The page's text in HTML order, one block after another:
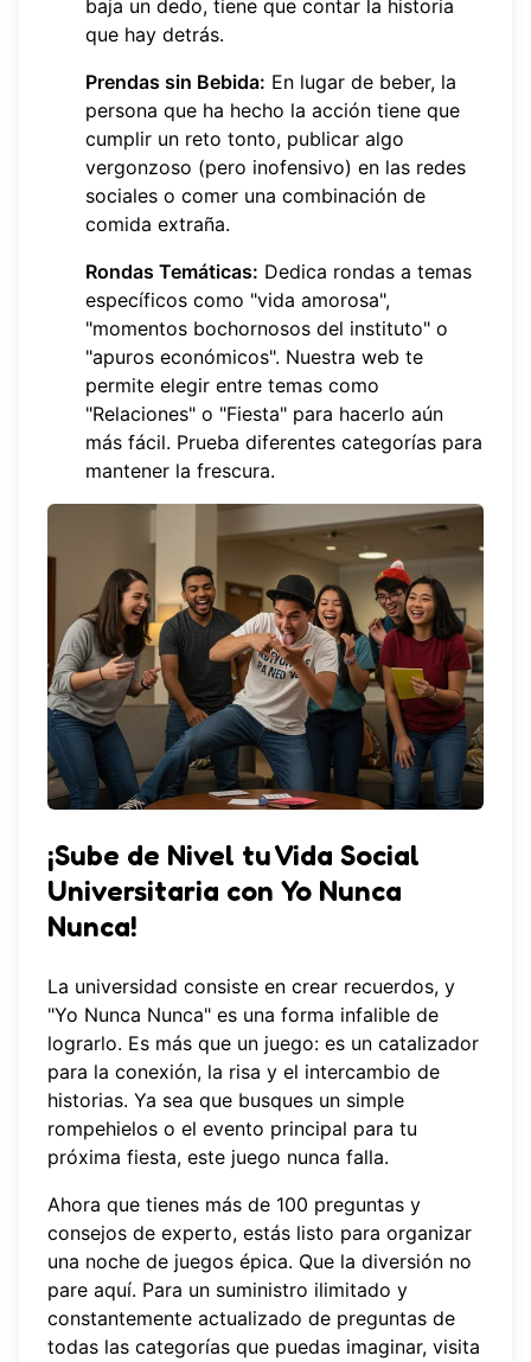
baja un dedo, tiene que contar la historia
que hay detrás.
Prendas sin Bebida: En lugar de beber, la
persona que ha hecho la acción tiene que
cumplir un reto tonto, publicar algo
vergonzoso (pero inofensivo) en las redes
sociales o comer una combinación de
comida extraña.
Rondas Temáticas: Dedica rondas a temas
específicos como "vida amorosa",
"momentos bochornosos del instituto" o
"apuros económicos". Nuestra web te
permite elegir entre temas como
"Relaciones" o "Fiesta" para hacerlo aún
más fácil. Prueba diferentes categorías para
mantener la frescura.
¡Sube de Nivel tu Vida Social
Universitaria con Yo Nunca
Nunca!
La universidad consiste en crear recuerdos, y
"Yo Nunca Nunca" es una forma infalible de
lograrlo. Es más que un juego: es un catalizador
para la conexión, la risa y el intercambio de
historias. Ya sea que busques un simple
rompehielos o el evento principal para tu
próxima fiesta, este juego nunca falla.
Ahora que tienes más de 100 preguntas y
consejos de experto, estás listo para organizar
una noche de juegos épica. Que la diversión no
pare aquí. Para un suministro ilimitado y
constantemente actualizado de preguntas de
todas las categorías que puedas imaginar, visita